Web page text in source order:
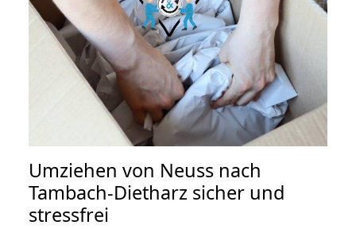
Umziehen von Neuss nach
Tambach-Dietharz sicher und
stressfrei